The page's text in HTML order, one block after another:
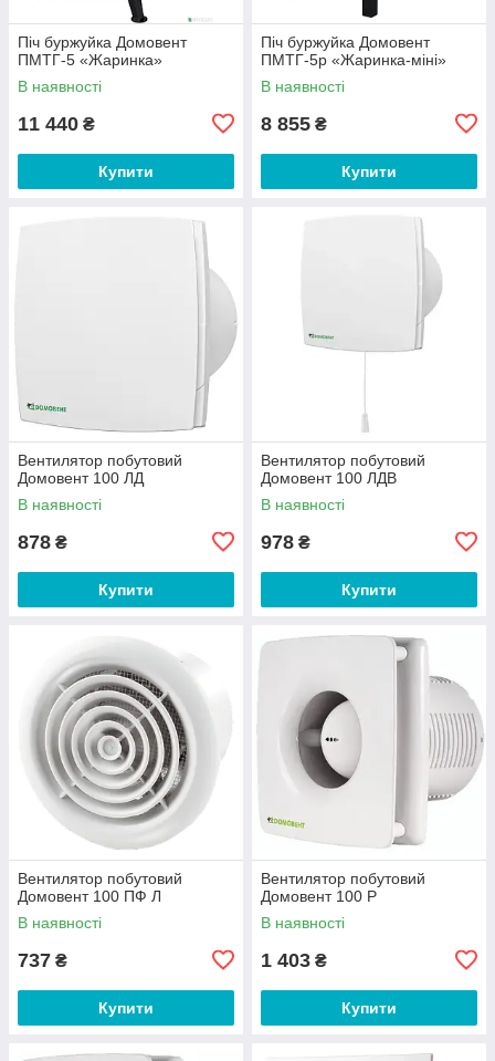
Піч буржуйка Домовент
ПМТГ-5 «Жаринка»
В наявності
11 440 ₴
Купити
Піч буржуйка Домовент
ПМТГ-5р «Жаринка-міні»
В наявності
8 855 ₴
Купити
Вентилятор побутовий
Домовент 100 ЛД
В наявності
878 ₴
Купити
Вентилятор побутовий
Домовент 100 ЛДВ
В наявності
978 ₴
Купити
Вентилятор побутовий
Домовент 100 ПФ Л
В наявності
737 ₴
Купити
Вентилятор побутовий
Домовент 100 Р
В наявності
1 403 ₴
Купити